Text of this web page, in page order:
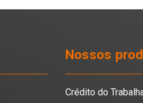
Nossos
Crédito do